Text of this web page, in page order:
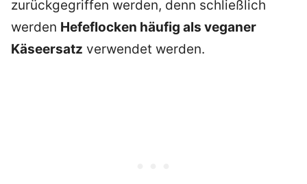
zurückgegriffen werden, denn schließlich
werden Hefeflocken häufig als veganer
Käseersatz verwendet werden.